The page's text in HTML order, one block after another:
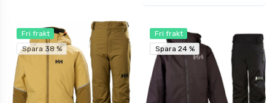
Fri frakt
Spara 38 %
Fri frakt
Spara 24 %
Spara 24 %